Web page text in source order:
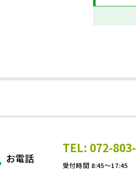
お電話
TEL: 072-
受付時間 8:45～17:45